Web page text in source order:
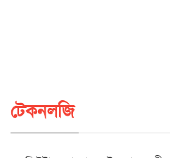
টেকনলজি